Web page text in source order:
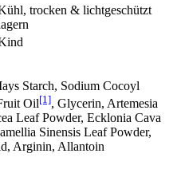
trocken & lichtgeschützt
Starch, Sodium Cocoyl
Oil[1], Glycerin, Artemesia
Leaf Powder, Ecklonia Cava
Sinensis Leaf Powder,
Arginin, Allantoin